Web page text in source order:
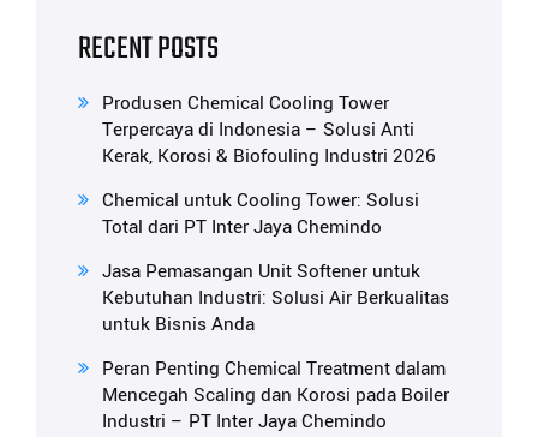
RECENT POSTS
Produsen Chemical Cooling Tower
Terpercaya di Indonesia – Solusi Anti
Kerak, Korosi & Biofouling Industri 2026
Chemical untuk Cooling Tower: Solusi
Total dari PT Inter Jaya Chemindo
Jasa Pemasangan Unit Softener untuk
Kebutuhan Industri: Solusi Air Berkualitas
untuk Bisnis Anda
Peran Penting Chemical Treatment dalam
Mencegah Scaling dan Korosi pada Boiler
Industri – PT Inter Jaya Chemindo